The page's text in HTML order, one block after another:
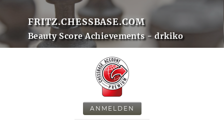
FRITZ.CHESSBASE.COM
Beauty Score Achievements - drkiko
ANMELDEN